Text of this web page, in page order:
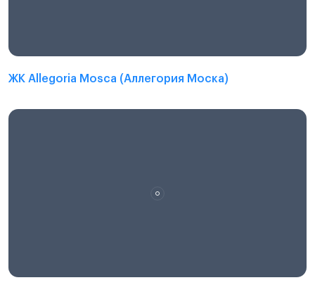
ЖК Allegoria Mosca (Аллегория Моска)